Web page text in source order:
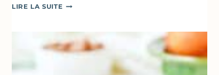
LIRE LA SUITE CAKE
COURGETTE,
HUILE
D’OLIVE